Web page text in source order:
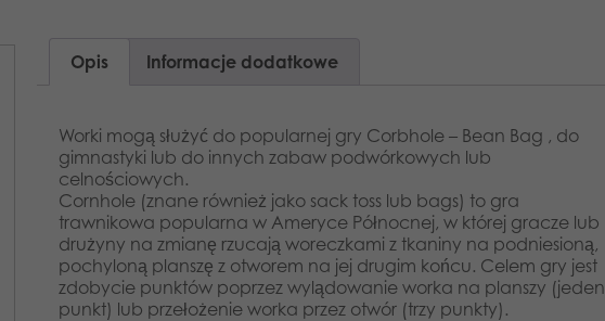
Opis Informacje dodatkowe
Worki mogą służyć do popularnej gry Corbhole – Bean Bag , do
gimnastyki lub do innych zabaw podwórkowych lub
celnościowych.
Cornhole (znane również jako sack toss lub bags) to gra
trawnikowa popularna w Ameryce Północnej, w której gracze lub
drużyny na zmianę rzucają woreczkami z tkaniny na podniesioną,
pochyloną planszę z otworem na jej drugim końcu. Celem gry jest
zdobycie punktów poprzez wylądowanie worka na planszy (jeden
punkt) lub przełożenie worka przez otwór (trzy punkty).